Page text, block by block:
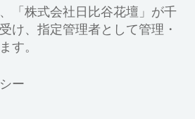
「株式会社日比谷花壇」が千
け、指定管理者として管理・
す。
ー